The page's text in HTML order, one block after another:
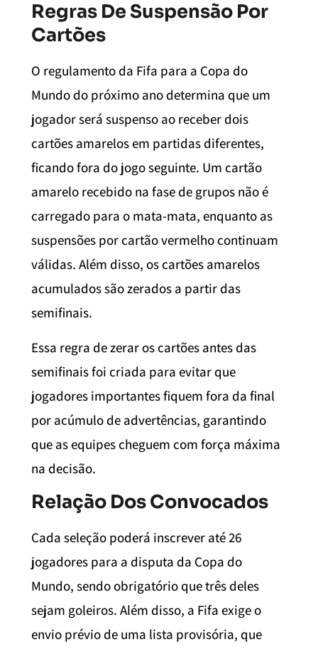
Regras De Suspensão Por
Cartões
O regulamento da Fifa para a Copa do
Mundo do próximo ano determina que um
jogador será suspenso ao receber dois
cartões amarelos em partidas diferentes,
ficando fora do jogo seguinte. Um cartão
amarelo recebido na fase de grupos não é
carregado para o mata-mata, enquanto as
suspensões por cartão vermelho continuam
válidas. Além disso, os cartões amarelos
acumulados são zerados a partir das
semifinais.
Essa regra de zerar os cartões antes das
semifinais foi criada para evitar que
jogadores importantes fiquem fora da final
por acúmulo de advertências, garantindo
que as equipes cheguem com força máxima
na decisão.
Relação Dos Convocados
Cada seleção poderá inscrever até 26
jogadores para a disputa da Copa do
Mundo, sendo obrigatório que três deles
sejam goleiros. Além disso, a Fifa exige o
envio prévio de uma lista provisória, que